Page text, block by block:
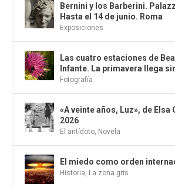
Bernini y los Barberini.
Hasta el 14 de junio. Roma
Exposiciones
Las cuatro estaciones de
Infante. La primavera llega
Fotografía
«A veinte años, Luz», de Elsa
2026
El antídoto, Novela
El miedo como orden
Historia, La zona gris